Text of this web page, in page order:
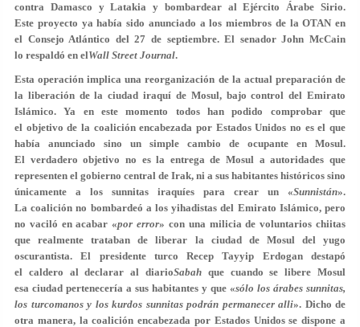
contra Damasco y Latakia y bombardear al Ejército Árabe Sirio.
Este proyecto ya había sido anunciado a los miembros de la OTAN en
el Consejo Atlántico del 27 de septiembre. El senador John McCain
lo respaldó en elWall Street Journal.
Esta operación implica una reorganización de la actual preparación de
la liberación de la ciudad iraquí de Mosul, bajo control del Emirato
Islámico. Ya en este momento todos han podido comprobar que
el objetivo de la coalición encabezada por Estados Unidos no es el que
había anunciado sino un simple cambio de ocupante en Mosul.
El verdadero objetivo no es la entrega de Mosul a autoridades que
representen el gobierno central de Irak, ni a sus habitantes históricos sino
únicamente a los sunnitas iraquíes para crear un «Sunnistán».
La coalición no bombardeó a los yihadistas del Emirato Islámico, pero
no vaciló en acabar «por error» con una milicia de voluntarios chiitas
que realmente trataban de liberar la ciudad de Mosul del yugo
oscurantista. El presidente turco Recep Tayyip Erdogan destapó
el caldero al declarar al diarioSabah que cuando se libere Mosul
esa ciudad pertenecería a sus habitantes y que «sólo los árabes sunnitas,
los turcomanos y los kurdos sunnitas podrán permanecer alli». Dicho de
otra manera, la coalición encabezada por Estados Unidos se dispone a